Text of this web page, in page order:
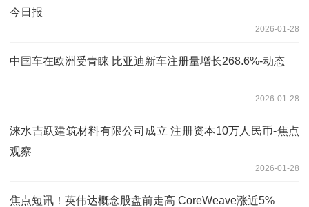
今日报
2026-01-28
中国车在欧洲受青睐 比亚迪新车注册量增长268.6%-动态
2026-01-28
涞水吉跃建筑材料有限公司成立 注册资本10万人民币-焦点
观察
2026-01-28
焦点短讯！英伟达概念股盘前走高 CoreWeave涨近5%